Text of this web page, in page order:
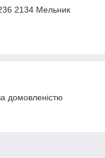
2134 Мельник
домовленістю